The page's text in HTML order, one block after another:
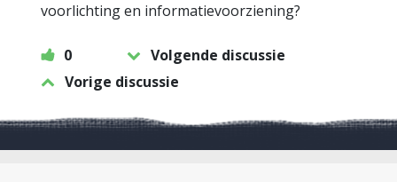
voorlichting en informatievoorziening?
0
Volgende discussie
Vorige discussie